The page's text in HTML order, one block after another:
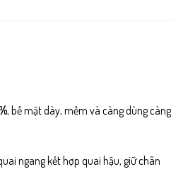
, bề mặt dày, mềm và càng dùng càng
ngang kết hợp quai hậu, giữ chân